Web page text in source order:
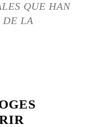
QUE HAN
DE LA